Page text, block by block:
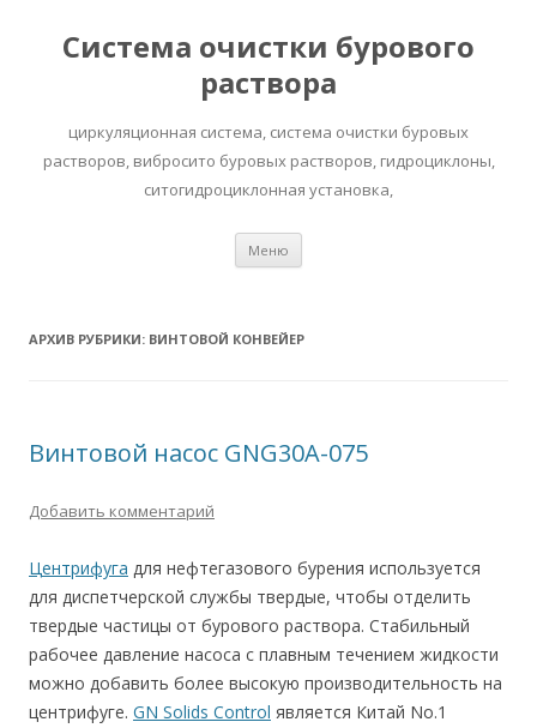
Система очистки бурового
раствора
циркуляционная система, система очистки буровых
растворов, вибросито буровых растворов, гидроциклоны,
ситогидроциклонная установка,
Меню
АРХИВ РУБРИКИ: ВИНТОВОЙ КОНВЕЙЕР
Винтовой насос GNG30A-075
Добавить комментарий
Центрифуга для нефтегазового бурения используется
для диспетчерской службы твердые, чтобы отделить
твердые частицы от бурового раствора. Стабильный
рабочее давление насоса с плавным течением жидкости
можно добавить более высокую производительность на
центрифуге. GN Solids Control является Китай No.1